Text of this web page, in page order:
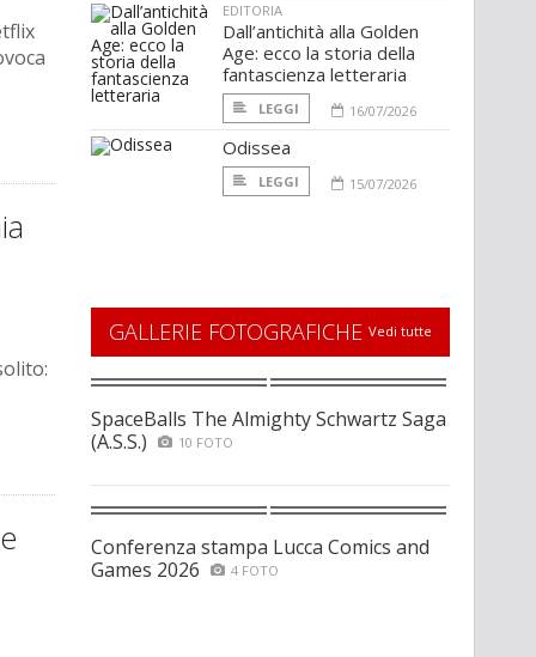
EDITORIA
Dall’antichità alla Golden
Age: ecco la storia della
fantascienza letteraria
LEGGI 16/07/2026
Odissea
LEGGI 15/07/2026
GALLERIE FOTOGRAFICHE Vedi tutte
SpaceBalls The Almighty Schwartz Saga
(A.S.S.)
10 FOTO
Conferenza stampa Lucca Comics and
Games 2026
4 FOTO